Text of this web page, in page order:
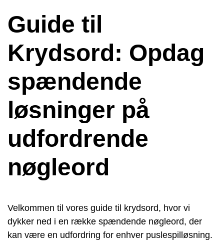
Guide til
Krydsord: Opdag
spændende
løsninger på
udfordrende
nøgleord
Velkommen til vores guide til krydsord, hvor vi
dykker ned i en række spændende nøgleord, der
kan være en udfordring for enhver puslespilløsning.